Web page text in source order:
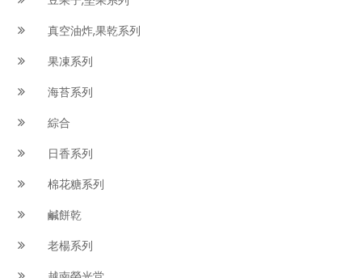
真空油炸,果乾系列
果凍系列
海苔系列
綜合
日香系列
棉花糖系列
鹹餅乾
老楊系列